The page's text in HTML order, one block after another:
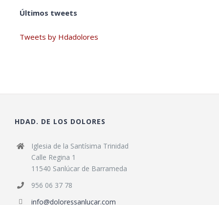
Últimos tweets
Tweets by Hdadolores
HDAD. DE LOS DOLORES
Iglesia de la Santísima Trinidad
Calle Regina 1
11540 Sanlúcar de Barrameda
956 06 37 78
info@doloressanlucar.com